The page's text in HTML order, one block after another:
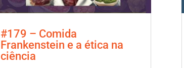
#179 – Comida
Frankenstein e a ética na
ciência